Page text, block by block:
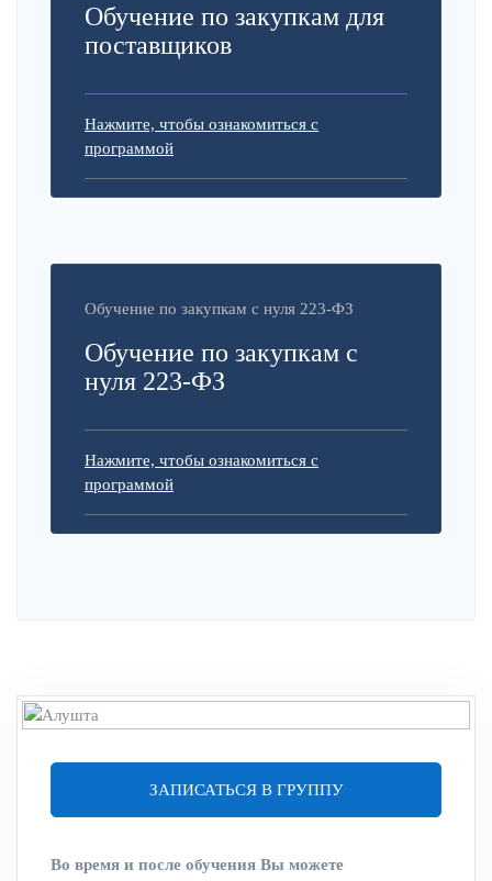
Обучение по закупкам для
поставщиков
Нажмите, чтобы ознакомиться с
программой
Обучение по закупкам с нуля 223-ФЗ
Обучение по закупкам с
нуля 223-ФЗ
Нажмите, чтобы ознакомиться с
программой
ЗАПИСАТЬСЯ В ГРУППУ
Во время и после обучения Вы можете